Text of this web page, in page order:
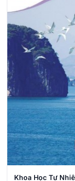
Khoa Học Tự